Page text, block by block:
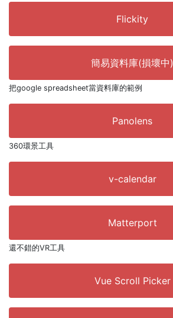
Flickity
簡易資料庫(損壞中)
把google spreadsheet當資料庫的範例
Panolens
360環景工具
v-calendar
Matterport
還不錯的VR工具
Vue Scroll Picker